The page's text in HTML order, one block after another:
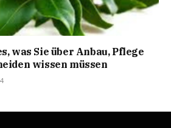
was Sie über Anbau, Pflege
wissen müssen